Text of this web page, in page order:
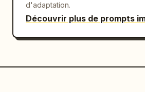
d'adaptation.
Découvrir plus de prompts